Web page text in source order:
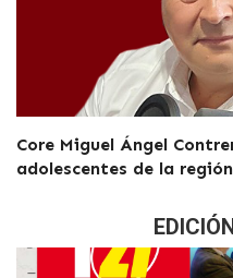
Core Miguel Ángel
adolescentes de la